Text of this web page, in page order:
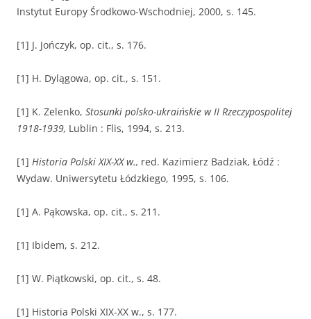
Instytut Europy Środkowo-Wschodniej, 2000, s. 145.
[1] J. Jończyk, op. cit., s. 176.
[1] H. Dylągowa, op. cit., s. 151.
[1] K. Zelenko, Stosunki polsko-ukraińskie w II Rzeczypospolitej
1918-1939, Lublin : Flis, 1994, s. 213.
[1] Historia Polski XIX-XX w., red. Kazimierz Badziak, Łódź :
Wydaw. Uniwersytetu Łódzkiego, 1995, s. 106.
[1] A. Pąkowska, op. cit., s. 211.
[1] Ibidem, s. 212.
[1] W. Piątkowski, op. cit., s. 48.
[1] Historia Polski XIX-XX w., s. 177.